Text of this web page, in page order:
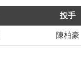
投手
陳柏豪